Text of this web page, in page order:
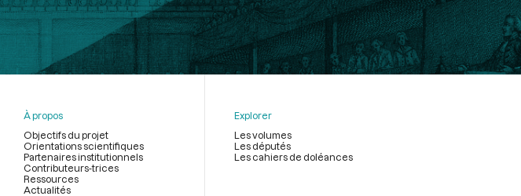
À propos
Objectifs du projet
Orientations scientifiques
Partenaires institutionnels
Contributeurs-trices
Ressources
Actualités
Explorer
Les volumes
Les députés
Les cahiers de doléances